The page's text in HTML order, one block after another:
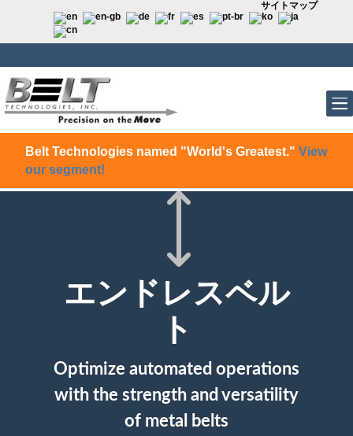
サイトマップ
Belt Technologies named "World's Greatest." View
our segment!
エンドレスベル
ト
Optimize automated operations
with the strength and versatility
of metal belts
)